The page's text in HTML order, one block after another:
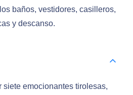
baños, vestidores, casilleros,
y descanso.
siete emocionantes tirolesas,